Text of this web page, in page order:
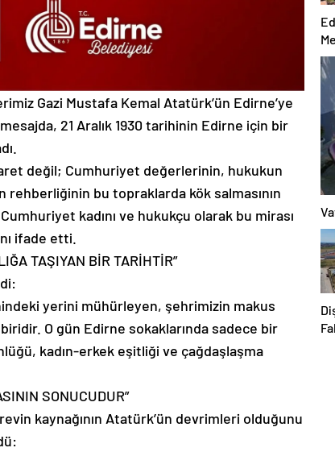
Gazi Mustafa Kemal Atatürk’ün Edirne’ye
21 Aralık 1930 tarihinin Edirne için bir
değil; Cumhuriyet değerlerinin, hukukun
bu topraklarda kök salmasının
kadını ve hukukçu olarak bu mirası
ifade etti.
TAŞIYAN BİR TARİHTİR”
yerini mühürleyen, şehrimizin makus
O gün Edirne sokaklarında sadece bir
kadın-erkek eşitliği ve çağdaşlaşma
SONUCUDUR”
kaynağının Atatürk’ün devrimleri olduğunu